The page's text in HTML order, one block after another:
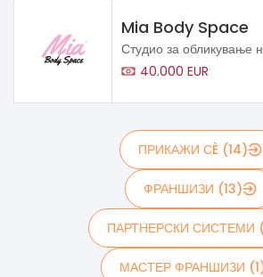
Mia Body Space
Студио за обликување
40.000 EUR
ПРИКАЖИ СÈ (14)
ФРАНШИЗИ (13)
ПАРТНЕРСКИ СИСТЕМИ
МАСТЕР ФРАНШИЗИ